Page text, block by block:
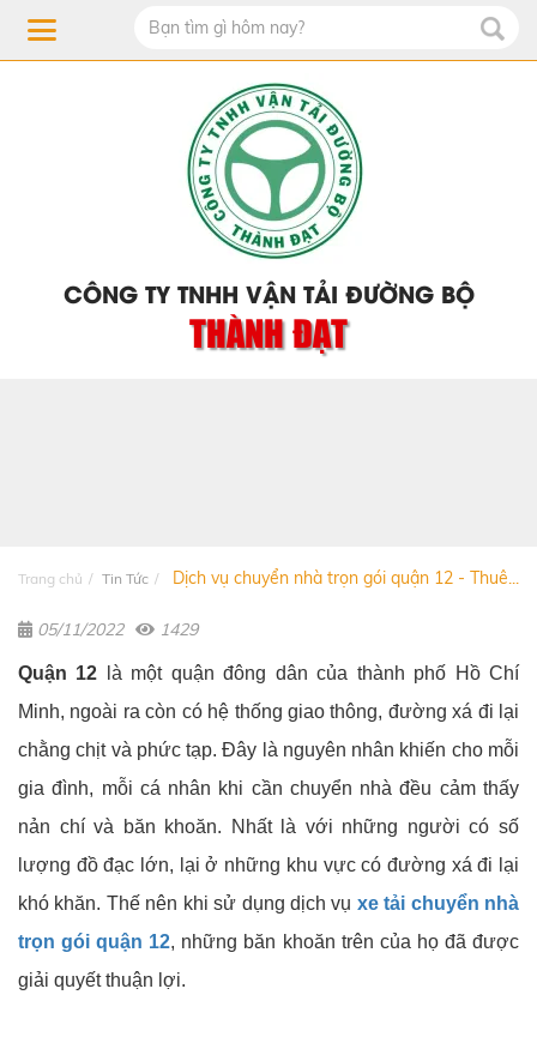
CÔNG TY TNHH VẬN TẢI ĐƯỜNG BỘ
THÀNH ĐẠT
Trang chủ Tin Tức Dịch vụ chuyển nhà trọn gói quận 12 - Thuê...
05/11/2022 1429
Quận 12 là một quận đông dân của thành phố Hồ Chí
Minh, ngoài ra còn có hệ thống giao thông, đường xá đi lại
chằng chịt và phức tạp. Đây là nguyên nhân khiến cho mỗi
gia đình, mỗi cá nhân khi cần chuyển nhà đều cảm thấy
nản chí và băn khoăn. Nhất là với những người có số
lượng đồ đạc lớn, lại ở những khu vực có đường xá đi lại
khó khăn. Thế nên khi sử dụng dịch vụ xe tải chuyển nhà
trọn gói quận 12, những băn khoăn trên của họ đã được
giải quyết thuận lợi.